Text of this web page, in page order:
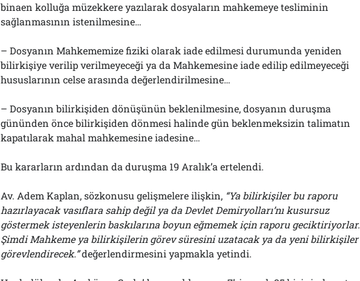
binaen kolluğa müzekkere yazılarak dosyaların mahkemeye tesliminin
sağlanmasının istenilmesine…
– Dosyanın Mahkememize fiziki olarak iade edilmesi durumunda yeniden
bilirkişiye verilip verilmeyeceği ya da Mahkemesine iade edilip edilmeyeceği
hususlarının celse arasında değerlendirilmesine…
– Dosyanın bilirkişiden dönüşünün beklenilmesine, dosyanın duruşma
gününden önce bilirkişiden dönmesi halinde gün beklenmeksizin talimatın
kapatılarak mahal mahkemesine iadesine…
Bu kararların ardından da duruşma 19 Aralık’a ertelendi.
Av. Adem Kaplan, sözkonusu gelişmelere ilişkin, “Ya bilirkişiler bu raporu
hazırlayacak vasıflara sahip değil ya da Devlet Demiryolları’nı kusursuz
göstermek isteyenlerin baskılarına boyun eğmemek için raporu geciktiriyorlar.
Şimdi Mahkeme ya bilirkişilerin görev süresini uzatacak ya da yeni bilirkişiler
görevlendirecek.”değerlendirmesini yapmakla yetindi.